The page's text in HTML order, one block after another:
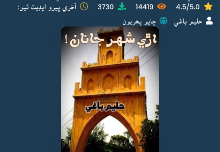
4.5/5.0
14419
3730 آخري ڀيرو اپڊيٽ ٿيو:
حليم باغي ڇاپو پھريون